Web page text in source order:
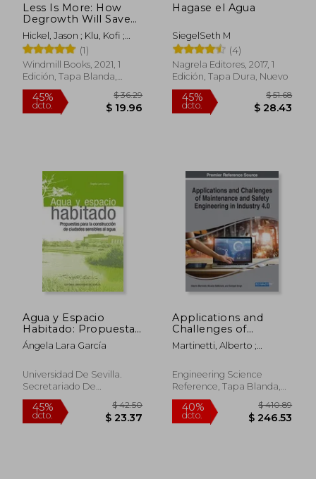
45%
dcto.
45%
dcto.
45%
dcto.
45%
dcto.
Less Is More: How
Degrowth Will Save
the World (en Inglés)
Hickel, Jason ; Klu, Kofi ;
Read, Rupert(1)
Windmill Books, 2021, 1
Edición, Tapa Blanda,
Nuevo
Hagase el Agua
SiegelSeth M
(4)
Nagrela Editores, 2017, 1
Edición, Tapa Dura, Nuevo
Agua y Espacio
Habitado: Propuestas
para la Construcción
de Ciudades Sensibles
Ángela Lara García
Universidad De Sevilla.
Secretariado De
Publicaciones, 2018, 1
Edición, Tapa Blanda,
Nuevo
Applications and
Challenges of
Maintenance and
Safety Engineering in
Inglés)
Martinetti, Alberto ;
Singh, Sarbjeet
Engineering Science
Reference, Tapa Blanda,
Nuevo